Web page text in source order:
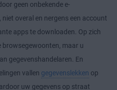
geen onbekende e-
overal en nergens een account
apps te downloaden. Op zich
browsegewoonten, maar u
gegevenshandelaren. En
vallen gegevenslekken op
uw gegevens op straat